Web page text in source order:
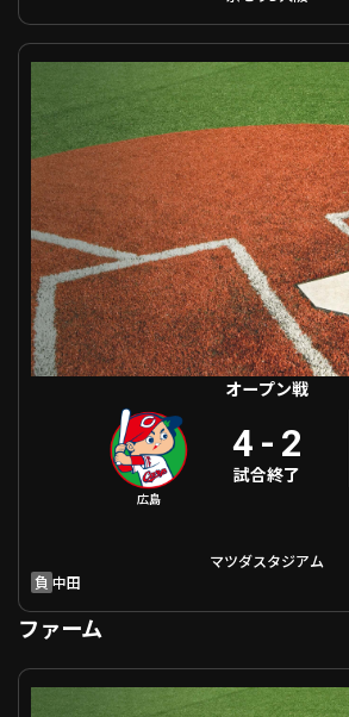
オープン戦 広島 VS 福岡ソフトバンク
オープン戦
広島
4 - 2
試合終了
マツダスタジアム
負 中田
ファーム
イ・リーグ公式戦 埼玉西武 VS 東北楽天